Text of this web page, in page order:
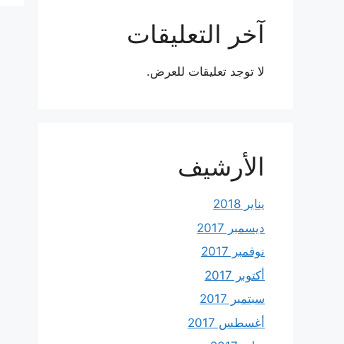
آخر التعليقات
لا توجد تعليقات للعرض.
الأرشيف
يناير 2018
ديسمبر 2017
نوفمبر 2017
أكتوبر 2017
سبتمبر 2017
أغسطس 2017